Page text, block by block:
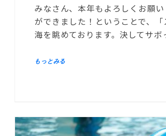
みなさん、本年もよろしくお願
ができました！ということで、
海を眺めております。決してサボ